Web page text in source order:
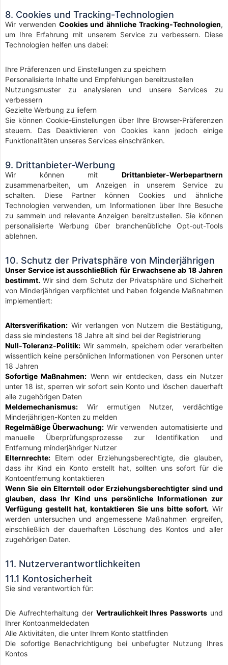
8. Cookies und Tracking-Technologien
Wir verwenden Cookies und ähnliche Tracking-Technologien,
um Ihre Erfahrung mit unserem Service zu verbessern. Diese
Technologien helfen uns dabei:
Ihre Präferenzen und Einstellungen zu speichern
Personalisierte Inhalte und Empfehlungen bereitzustellen
Nutzungsmuster zu analysieren und unsere Services zu
verbessern
Gezielte Werbung zu liefern
Sie können Cookie-Einstellungen über Ihre Browser-Präferenzen
steuern. Das Deaktivieren von Cookies kann jedoch einige
Funktionalitäten unseres Services einschränken.
9. Drittanbieter-Werbung
Wir können mit Drittanbieter-Werbepartnern
zusammenarbeiten, um Anzeigen in unserem Service zu
schalten. Diese Partner können Cookies und ähnliche
Technologien verwenden, um Informationen über Ihre Besuche
zu sammeln und relevante Anzeigen bereitzustellen. Sie können
personalisierte Werbung über branchenübliche Opt-out-Tools
ablehnen.
10. Schutz der Privatsphäre von Minderjährigen
Unser Service ist ausschließlich für Erwachsene ab 18 Jahren
bestimmt. Wir sind dem Schutz der Privatsphäre und Sicherheit
von Minderjährigen verpflichtet und haben folgende Maßnahmen
implementiert:
Altersverifikation: Wir verlangen von Nutzern die Bestätigung,
dass sie mindestens 18 Jahre alt sind bei der Registrierung
Null-Toleranz-Politik: Wir sammeln, speichern oder verarbeiten
wissentlich keine persönlichen Informationen von Personen unter
18 Jahren
Sofortige Maßnahmen: Wenn wir entdecken, dass ein Nutzer
unter 18 ist, sperren wir sofort sein Konto und löschen dauerhaft
alle zugehörigen Daten
Meldemechanismus: Wir ermutigen Nutzer, verdächtige
Minderjährigen-Konten zu melden
Regelmäßige Überwachung: Wir verwenden automatisierte und
manuelle Überprüfungsprozesse zur Identifikation und
Entfernung minderjähriger Nutzer
Elternrechte: Eltern oder Erziehungsberechtigte, die glauben,
dass ihr Kind ein Konto erstellt hat, sollten uns sofort für die
Kontoentfernung kontaktieren
Wenn Sie ein Elternteil oder Erziehungsberechtigter sind und
glauben, dass Ihr Kind uns persönliche Informationen zur
Verfügung gestellt hat, kontaktieren Sie uns bitte sofort. Wir
werden untersuchen und angemessene Maßnahmen ergreifen,
einschließlich der dauerhaften Löschung des Kontos und aller
zugehörigen Daten.
11. Nutzerverantwortlichkeiten
11.1 Kontosicherheit
Sie sind verantwortlich für:
Die Aufrechterhaltung der Vertraulichkeit Ihres Passworts und
Ihrer Kontoanmeldedaten
Alle Aktivitäten, die unter Ihrem Konto stattfinden
Die sofortige Benachrichtigung bei unbefugter Nutzung Ihres
Kontos